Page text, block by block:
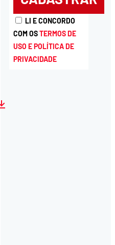
LI E CONCORDO
COM OSTERMOS DE
USO E POLÍTICA DE
PRIVACIDADE